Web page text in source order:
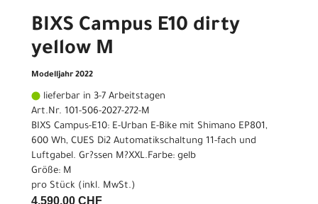
BIXS Campus E10 dirty
yellow M
Modelljahr 2022
lieferbar in 3-7 Arbeitstagen
Art.Nr. 101-506-2027-272-M
BIXS Campus-E10: E-Urban E-Bike mit Shimano EP801,
600 Wh, CUES Di2 Automatikschaltung 11-fach und
Luftgabel. Gr?ssen M?XXL.Farbe: gelb
Größe: M
pro Stück (inkl. MwSt.)
4.590,00 CHF